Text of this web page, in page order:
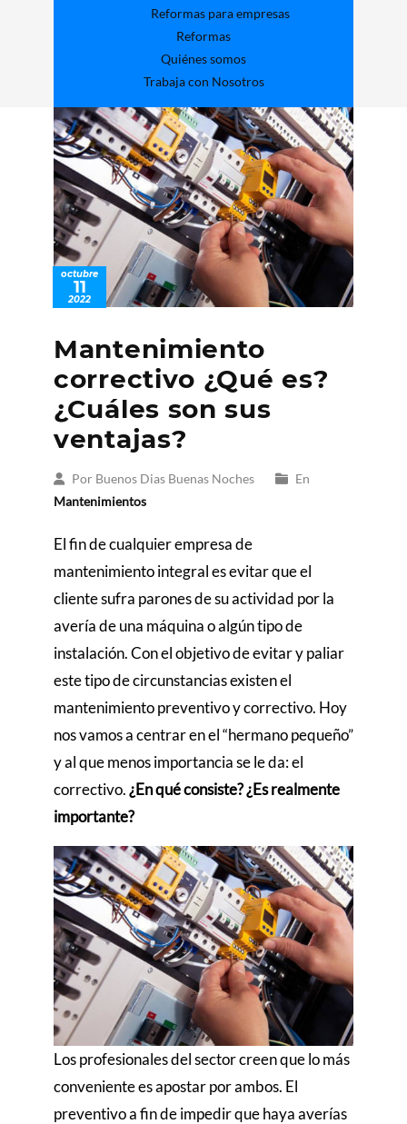
Reformas para empresas
Reformas
Quiénes somos
Trabaja con Nosotros
octubre
11
2022
Mantenimiento
correctivo ¿Qué es?
¿Cuáles son sus
ventajas?
Por Buenos Dias Buenas Noches
En
Mantenimientos
El fin de cualquier empresa de
mantenimiento integral es evitar que el
cliente sufra parones de su actividad por la
avería de una máquina o algún tipo de
instalación. Con el objetivo de evitar y paliar
este tipo de circunstancias existen el
mantenimiento preventivo y correctivo. Hoy
nos vamos a centrar en el “hermano pequeño”
y al que menos importancia se le da: el
correctivo.¿En qué consiste? ¿Es realmente
importante?
Los profesionales del sector creen que lo más
conveniente es apostar por ambos. El
preventivo a fin de impedir que haya averías